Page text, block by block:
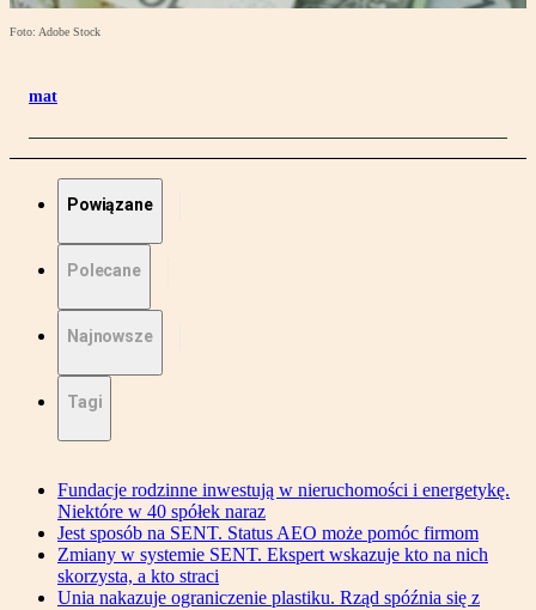
Foto: Adobe Stock
mat
Powiązane
Polecane
Najnowsze
Tagi
Fundacje rodzinne inwestują w nieruchomości i energetykę.
Niektóre w 40 spółek naraz
Jest sposób na SENT. Status AEO może pomóc firmom
Zmiany w systemie SENT. Ekspert wskazuje kto na nich
skorzysta, a kto straci
Unia nakazuje ograniczenie plastiku. Rząd spóźnia się z